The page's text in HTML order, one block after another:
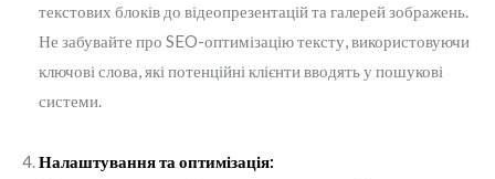
текстових блоків до відеопрезентацій та галерей зображень.
Не забувайте про SEO-оптимізацію тексту, використовуючи
ключові слова, які потенційні клієнти вводять у пошукові
системи.
Налаштування та оптимізація: